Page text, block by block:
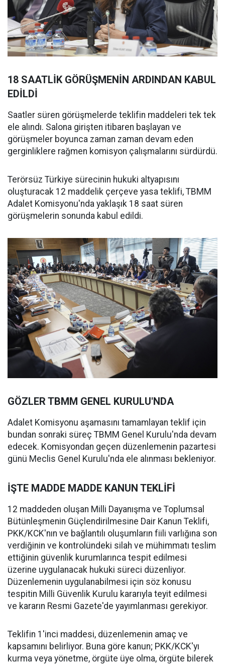
18 SAATLİK GÖRÜŞMENİN ARDINDAN KABUL
EDİLDİ
Saatler süren görüşmelerde teklifin maddeleri tek tek
ele alındı. Salona girişten itibaren başlayan ve
görüşmeler boyunca zaman zaman devam eden
gerginliklere rağmen komisyon çalışmalarını sürdürdü.
Terörsüz Türkiye sürecinin hukuki altyapısını
oluşturacak 12 maddelik çerçeve yasa teklifi, TBMM
Adalet Komisyonu'nda yaklaşık 18 saat süren
görüşmelerin sonunda kabul edildi.
GÖZLER TBMM GENEL KURULU'NDA
Adalet Komisyonu aşamasını tamamlayan teklif için
bundan sonraki süreç TBMM Genel Kurulu'nda devam
edecek. Komisyondan geçen düzenlemenin pazartesi
günü Meclis Genel Kurulu'nda ele alınması bekleniyor.
İŞTE MADDE MADDE KANUN TEKLİFİ
12 maddeden oluşan Milli Dayanışma ve Toplumsal
Bütünleşmenin Güçlendirilmesine Dair Kanun Teklifi,
PKK/KCK'nın ve bağlantılı oluşumların fiili varlığına son
verdiğinin ve kontrolündeki silah ve mühimmatı teslim
ettiğinin güvenlik kurumlarınca tespit edilmesi
üzerine uygulanacak hukuki süreci düzenliyor.
Düzenlemenin uygulanabilmesi için söz konusu
tespitin Milli Güvenlik Kurulu kararıyla teyit edilmesi
ve kararın Resmi Gazete'de yayımlanması gerekiyor.
Teklifin 1'inci maddesi, düzenlemenin amaç ve
kapsamını belirliyor. Buna göre kanun; PKK/KCK'yı
kurma veya yönetme, örgüte üye olma, örgüte bilerek